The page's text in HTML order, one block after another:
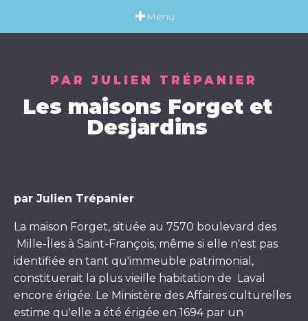
Menu
PAR JULIEN TRÉPANIER
Les maisons Forget et
Desjardins
par Julien Trépanier
La maison Forget, située au 7570 boulevard des
Mille-Îles à Saint-François, même si elle n'est pas
identifiée en tant qu'immeuble patrimonial,
constituerait la plus vieille habitation de Laval
encore érigée. Le Ministère des Affaires culturelles
estime qu'elle a été érigée en 1694 par un